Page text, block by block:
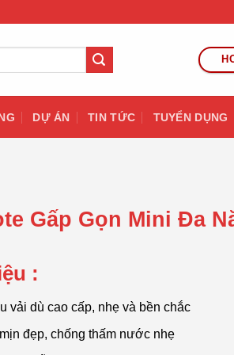
DỰ ÁN TIN TỨC TUYỂN DỤNG
Gấp Gọn Mini Đa
:
vải dù cao cấp, nhẹ và bền chắc
đẹp, chống thấm nước nhẹ